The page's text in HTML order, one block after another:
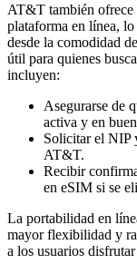
AT&T también ofrece
plataforma en línea,
desde la comodidad
útil para quienes
incluyen:
Asegurarse de
activa y en
Solicitar el NIP
AT&T.
Recibir
en eSIM si se
La portabilidad en
mayor flexibilidad y
a los usuarios